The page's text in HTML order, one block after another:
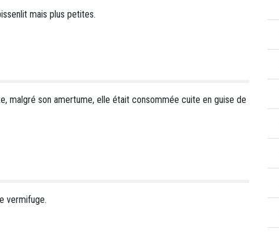
mais plus petites.
malgré son amertume, elle était consommée cuite en guise de
vermifuge.